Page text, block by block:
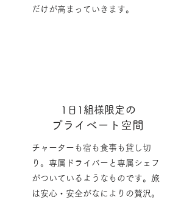
だけが高まっていきます。
1日1組様限定 の
プライベート空間
チャーターも宿も食事も貸し切
り。専属ドライバーと専属シェフ
がついているようなものです。旅
は安心・安全がなによりの贅沢。